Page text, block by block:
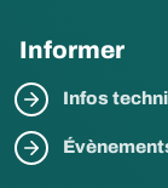
Informer
Infos